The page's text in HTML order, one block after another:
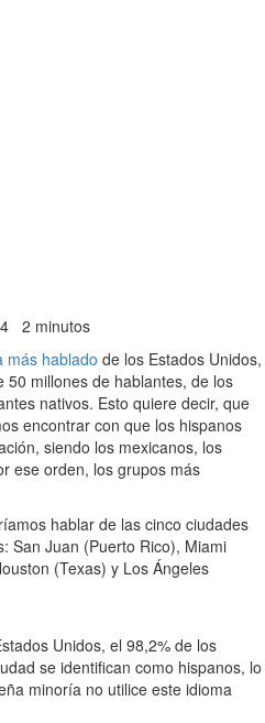
2 minutos
más hablado de los Estados Unidos,
millones de hablantes, de los
nativos. Esto quiere decir, que
encontrar con que los hispanos
siendo los mexicanos, los
ese orden, los grupos más
hablar de las cinco ciudades
San Juan (Puerto Rico), Miami
(Texas) y Los Ángeles
Unidos, el 98,2% de los
se identifican como hispanos, lo
minoría no utilice este idioma